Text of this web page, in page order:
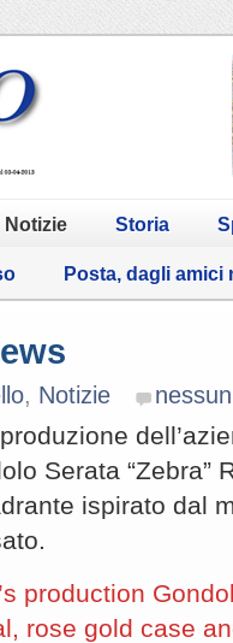
Notizie Storia
Posta, dagli amici
, Notizie
Serata “Zebra”
ispirato dal
production
rose gold case